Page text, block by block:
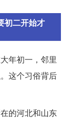
初二开始才
年初一，邻里
这个习俗背后
的河北和山东